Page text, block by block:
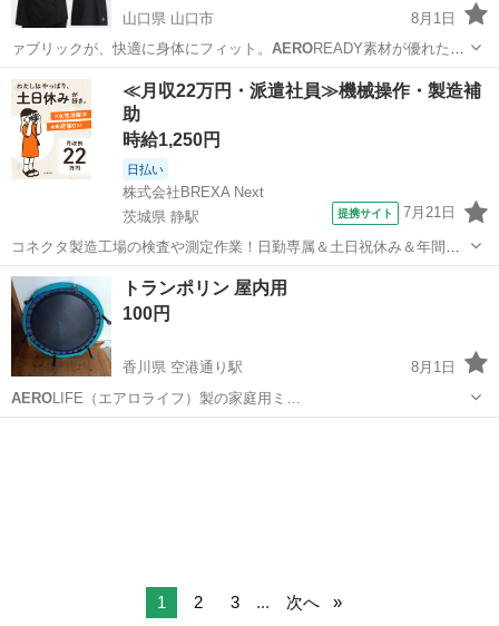
山口県 山口市
8月1日
ァブリックが、快適に身体にフィット。 AEROREADY素材が優れた吸
湿性を発揮し…
山口 山口市 スポーツウェア adidas
≪月収22万円・派遣社員≫機械操作・製造補
助
時給1,250円
日払い
株式会社BREXA Next
茨城県 静駅
提携サイト 7月21日
コネクタ製造工場の検査や測定作業！日勤専属＆土日祝休み＆年間休
日128日★クリーンルーム内作業★マイカー通勤OK＆無料駐車場あり
★就業先食堂利用可！日払い制度あり！《茨城県常陸大宮市》 人気の
工場のお仕事 ◇コネクタ製造工...
茨城 常陸大宮市 静駅 その他
トランポリン 屋内用
100円
香川県 空港通り駅
8月1日
AEROLIFE（エアロライフ）製の家庭用ミ…
1 2 3 ... 次へ